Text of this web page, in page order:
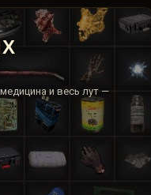
и весь лут —